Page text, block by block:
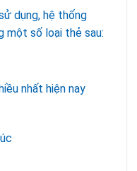
dụng, hệ thống
một số loại thẻ sau:
nhất hiện nay